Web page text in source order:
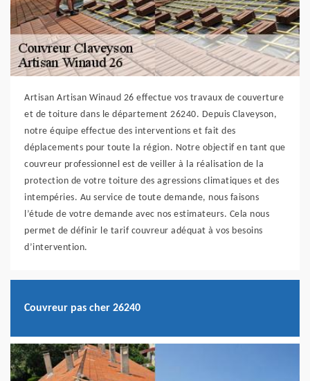
Artisan Artisan Winaud 26 effectue vos travaux de couverture
et de toiture dans le département 26240. Depuis Claveyson,
notre équipe effectue des interventions et fait des
déplacements pour toute la région. Notre objectif en tant que
couvreur professionnel est de veiller à la réalisation de la
protection de votre toiture des agressions climatiques et des
intempéries. Au service de toute demande, nous faisons
l’étude de votre demande avec nos estimateurs. Cela nous
permet de définir le tarif couvreur adéquat à vos besoins
d’intervention.
Couvreur pas cher 26240